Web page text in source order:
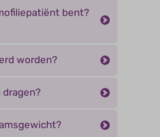
bent?
worden?